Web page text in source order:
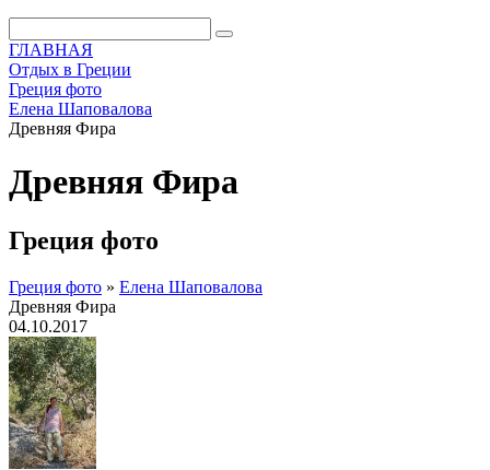
ГЛАВНАЯ
Отдых в Греции
Греция фото
Елена Шаповалова
Древняя Фира
Древняя Фира
Греция фото
Греция фото » Елена Шаповалова
Древняя Фира
04.10.2017